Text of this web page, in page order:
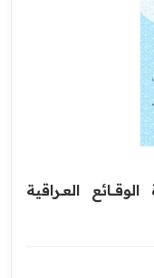
العــراقية